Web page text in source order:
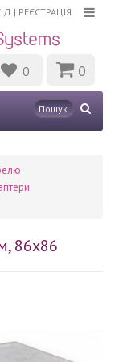
| РЕЄСТРАЦІЯ
0 0
86x86